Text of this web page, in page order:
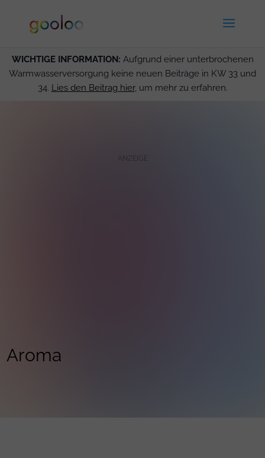
WICHTIGE INFORMATION: Aufgrund einer unterbrochenen
Warmwasserversorgung keine neuen Beiträge in KW 33 und
34. Lies den Beitrag hier, um mehr zu erfahren.
Aroma